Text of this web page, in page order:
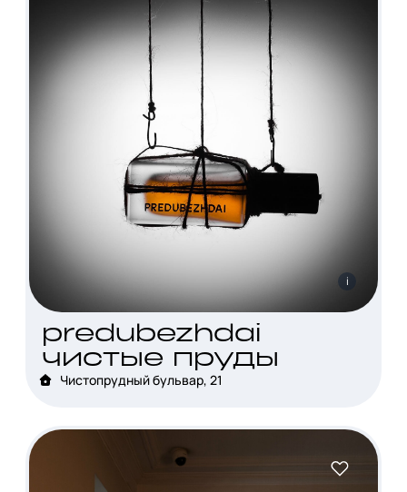
i
predubezhdai
чистые пруды
Чистопрудный бульвар, 21